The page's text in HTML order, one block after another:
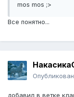
mos mos ;>
Все понятно...
добавил в ветке